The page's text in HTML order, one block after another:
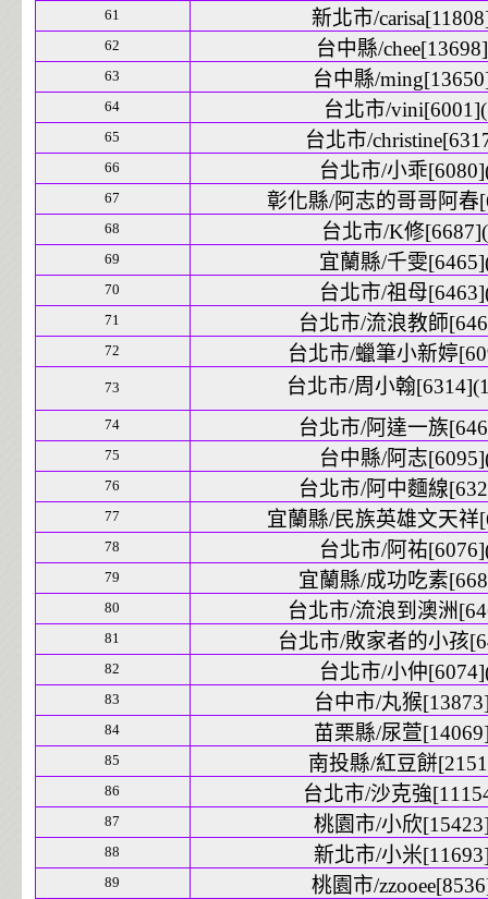
61 新北市/
62 台中縣/
63 台中縣/
64 台北市/
65 台北市/
66 台北市/小乖
67 彰化縣/阿志的哥哥阿春
68 台北市/K修
69 宜蘭縣/千雯
70 台北市/祖母
71 台北市/流浪教師
72 台北市/蠟筆小新婷
73 台北市/周小翰
74 台北市/阿達一族
75 台中縣/阿志
76 台北市/阿中麵線
77 宜蘭縣/民族英雄文天祥
78 台北市/阿祐
79 宜蘭縣/成功吃素
80 台北市/流浪到澳洲
81 台北市/敗家者的小孩
82 台北市/小仲
83 台中市/丸猴
84 苗栗縣/尿萱
85 南投縣/紅豆餅
86 台北市/沙克強
87 桃園市/小欣
88 新北市/小米
89 桃園市/